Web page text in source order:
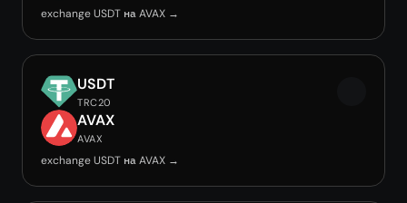
exchange USDT на AVAX →
USDT
TRC20
AVAX
AVAX
exchange USDT на AVAX →